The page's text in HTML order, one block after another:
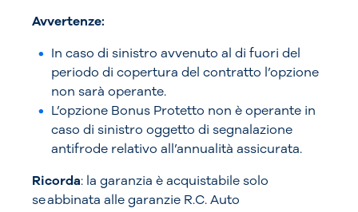
Avvertenze:
In caso di sinistro avvenuto al di fuori del
periodo di copertura del contratto l’opzione
non sarà operante.
L’opzione Bonus Protetto non è operante in
caso di sinistro oggetto di segnalazione
antifrode relativo all’annualità assicurata.
Ricorda: la garanzia è acquistabile solo
se abbinata alle garanzie R.C. Auto